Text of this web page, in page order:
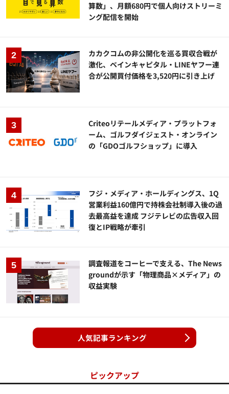
算数」、月額680円で個人向けストリーミ
ング配信を開始
カカクコムの非公開化を巡る買収合戦が
激化、ベインキャピタル・LINEヤフー連
合が公開買付価格を3,520円に引き上げ
Criteoリテールメディア・プラットフォ
ーム、ゴルフダイジェスト・オンライン
の「GDOゴルフショップ」に導入
フジ・メディア・ホールディングス、1Q
営業利益160億円で持株会社制導入後の過
去最高益を達成 フジテレビの広告収入回
復とIP戦略が牽引
調査報道をコーヒーで支える、The News
groundが示す「物理商品×メディア」の
収益実験
人気記事ランキング
ピックアップ